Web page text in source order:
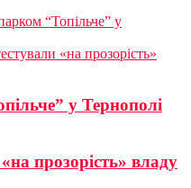
“Топільче” у
«на прозорість»
у Тернополі
прозорість» владу